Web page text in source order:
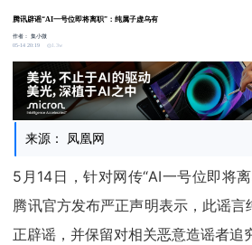
腾讯辟谣“AI一号位即将离职”：纯属子虚乌有
作者：集小微
05-14 20:19
1.3w
来源： 凤凰网
5月14日，针对网传“AI一号位即将
腾讯官方发布严正声明表示，此谣
正辟谣，并保留对相关恶意造谣者追